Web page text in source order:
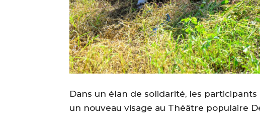
‎Dans un élan de solidarité, les
un nouveau visage au Théâtre populaire